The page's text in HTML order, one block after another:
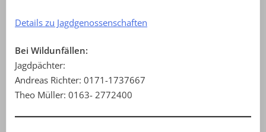
Details zu Jagdgenossenschaften
Bei Wildunfällen:
Jagdpächter:
Andreas Richter: 0171-1737667
Theo Müller: 0163- 2772400